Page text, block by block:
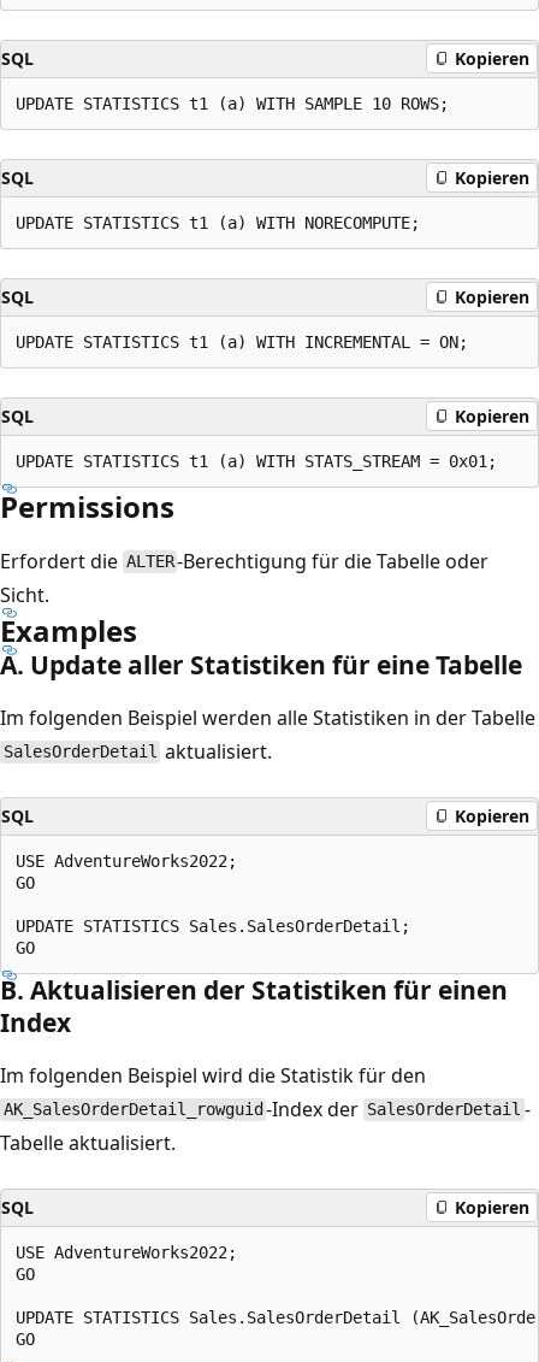
SQL Kopieren
SQL Kopieren
SQL Kopieren
SQL Kopieren
Permissions
Erfordert die ALTER-Berechtigung für die Tabelle oder
Sicht.
Examples
A. Update aller Statistiken für eine Tabelle
Im folgenden Beispiel werden alle Statistiken in der Tabelle
SalesOrderDetail aktualisiert.
SQL Kopieren
USE AdventureWorks2022;
GO
UPDATE STATISTICS Sales.SalesOrderDetail;
B. Aktualisieren der Statistiken für einen
Index
Im folgenden Beispiel wird die Statistik für den
AK_SalesOrderDetail_rowguid -Index der SalesOrderDetail -
Tabelle aktualisiert.
SQL Kopieren
USE AdventureWorks2022;
GO
UPDATE STATISTICS Sales.SalesOrderDetail